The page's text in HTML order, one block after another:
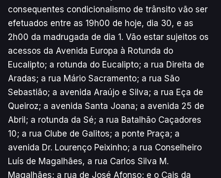
consequentes condicionalismo de trânsito vão ser
efetuados entre as 19h00 de hoje, dia 30, e as
2h00 da madrugada de dia 1. Vão estar sujeitos os
️acessos da Avenida Europa à Rotunda do
Eucalipto; a rotunda do Eucalipto; a rua Direita de
Aradas; a rua Mário Sacramento; a rua São
Sebastião; a avenida Araújo e Silva; a rua Eça de
Queiroz; a avenida Santa Joana; a avenida 25 de
Abril; a rotunda da Sé; a rua Batalhão Caçadores
10; a rua Clube de Galitos; a ponte Praça; a
avenida Dr. Lourenço Peixinho; a rua Conselheiro
Luís de Magalhães, a rua Carlos Silva M.
Magalhães; a rua de José Afonso; e o Cais da